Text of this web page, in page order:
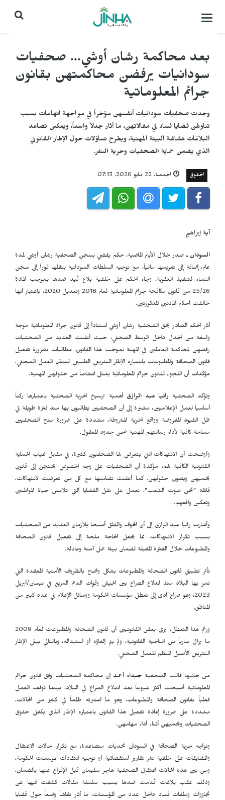
التحكم
بعد محاكمة رشان أوشي... صحفيات
سودانيات يرفضن محاكمتهن بقانون
جرائم المعلوماتية
وجدت صحفيات سودانيات أنفسهن مؤخراً في مواجهة اتهامات بسبب
تناولهن قضايا فساد في مقالاتهن، ما أثار جدلاً واسعاً، ويعكس تصاعد
البلاغات هشاشة البيئة المهنية، ويطرح تساؤلات حول الإطار القانوني
الذي يضمن حماية الصحفيات وحرية النشر.
الحقوق الجمعـة, 22 مايو 2026, 07:13
آية إبراهيم
السودان ـ صدر خلال الأيام الماضية، حكم يقضي بسجن الصحفية رشان أوشي لمدة
عام، إضافة إلى تغريمها مالياً، مع توجيه السلطات السودانية بنقلها فوراً إلى سجن
النساء لتنفيذ العقوبة. وجاء الحكم على خلفية بلاغ قُيد ضدها بموجب المادة
25/26 من قانون مكافحة جرائم المعلوماتية لعام 2018 وتعديل 2020، باعتبار أنها
خالفت أحكام المادتين المذكورتين.
أثار الحكم الصادر بحق الصحفية رشان أوشي استناداً إلى قانون جرائم المعلوماتية موجة
واسعة من الجدل داخل الوسط الصحفي، حيث أعلنت العديد من الصحفيات
رفضهن لمحاكمة العاملين في المهنة بموجب هذا القانون، مطالبات بضرورة تفعيل
قانون الصحافة والمطبوعات باعتباره الإطار التشريعي الطبيعي لتنظيم العمل الصحفي،
مؤكدات أن اللجوء لقانون جرائم المعلوماتية يمثل انتقاصاً من حقوقهن المهنية.
وتؤكد الصحفية رانيا عبد الرازق أهمية ترسيخ الحرية الصحفية باعتبارها ركناً
أساسياً لعمل الإعلاميين، مشيرة إلى أن الصحفيين يطالبون بها منذ فترة طويلة في
ظل القيود المفروضة وواقع الحرية المشروطة، مشددة على ضرورة منح الصحفيين
مساحة كافية لأداء رسالتهم المهنية ضمن حدود المعقول.
وأوضحت أن الانتهاكات التي يتعرض لها الصحفيون كثيرة، في مقابل غياب الحماية
القانونية الكافية لهم، مؤكدة أن الصحفيات على وجه الخصوص يحتجن إلى قانون
يحميهن ويصون حقوقهن. كما أعلنت تضامنها مع كل من تعرضت لانتهاكات،
قائلة "نحن صوت الشعب"، نعمل على نقل القضايا التي تلامس حياة المواطنين
وتعكس واقعهم.
وأشارت رانيا عبد الرازق إلى أن الخوف والقلق أصبحا يلازمان العديد من الصحفيات
بسبب تكرار الانتهاكات، مما يجعل الحاجة ملحة إلى تفعيل قانون الصحافة
والمطبوعات خلال الفترة المقبلة لضمان بيئة عمل آمنة وعادلة.
تأثر تطبيق قانون الصحافة والمطبوعات بشكل واضح بالظروف الأمنية المعقدة التي
تمر بها البلاد منذ اندلاع الصراع بين الجيش وقوات الدعم السريع في نيسان/أبريل
2023، وهو صراع أدى إلى تعطل مؤسسات الحكومة ووسائل الإعلام في عدد كبير من
المناطق.
ورغم هذا التعطل، يرى بعض القانونيين أن قانون الصحافة والمطبوعات لعام 2009
ما يزال سارياً من الناحية القانونية، ولم يتم إلغاؤه أو استبداله، وبالتالي يبقى الإطار
التشريعي الأصيل المنظم للعمل الصحفي.
من جانبها قالت الصحفية جيداء أحمد إن محاكمة الصحفيات وفق قانون جرائم
المعلوماتية أصبحت أكثر شيوعاً بعد اندلاع الصراع في البلاد، بينما توقف العمل
فعلياً بقانون الصحافة والمطبوعات، وهو ما اعتبرته ظلماً في كثير من الحالات،
مشددة على ضرورة إعادة تفعيل هذا القانون باعتباره الإطار الذي يكفل حقوق
الصحفيات ويحميهن أثناء أداء مهامهن.
وتواجه حرية الصحافة في السودان تحديات متصاعدة، مع تكرار حالات الاعتقال
والمضايقات على خلفية نشر تقارير استقصائية أو توجيه انتقادات لمؤسسات الحكومة،
ومن بين هذه الحالات اعتقال الصحفية هاجر سليمان قبل الإفراج عنها بالضمان،
وذلك عقب بلاغات قُدمت ضدها بسبب سلسلة مقالات كشفت فيها عن
تجاوزات وملفات فساد داخل عدد من المؤسسات، ما أثار نقاشاً واسعاً حول قضايا